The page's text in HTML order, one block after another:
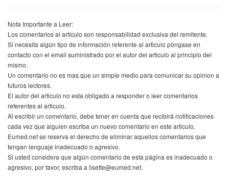
Nota Importante a Leer:
Los comentarios al artículo son responsabilidad exclusiva del remitente.
Si necesita algún tipo de información referente al articulo póngase en
contacto con el email suministrado por el autor del articulo al principio del
mismo.
Un comentario no es mas que un simple medio para comunicar su opinion a
futuros lectores.
El autor del articulo no esta obligado a responder o leer comentarios
referentes al articulo.
Al escribir un comentario, debe tener en cuenta que recibirá notificaciones
cada vez que alguien escriba un nuevo comentario en este articulo.
Eumed.net se reserva el derecho de eliminar aquellos comentarios que
tengan lenguaje inadecuado o agresivo.
Si usted considera que algún comentario de esta página es inadecuado o
agresivo, por favor, escriba a lisette@eumed.net.